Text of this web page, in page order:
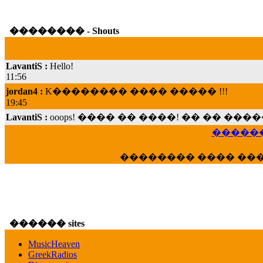
�������� - Shouts
11:56
jordan4 :
19:45
LavantiS :
���; ���� ��� ��� �������� ����
veronica :E���� 2012 ��� ����� ���
16:39
veronica :[URL] ���� ���;
�������� ����
������ sites
MusicHeaven
GreekRadios